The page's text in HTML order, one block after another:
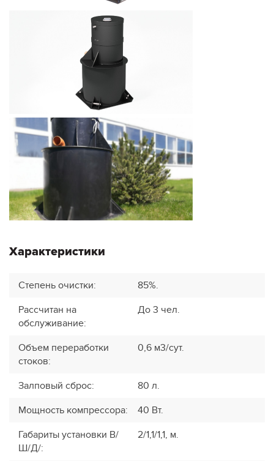
Характеристики
Степень очистки:
85%.
Рассчитан на
обслуживание:
До 3 чел.
Объем переработки
стоков:
0,6 м3/сут.
Залповый сброс:
80 л.
Мощность компрессора:
40 Вт.
Габариты установки В/
Ш/Д/:
2/1,1/1,1, м.